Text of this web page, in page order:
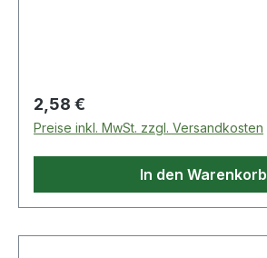
Regulärer Preis:
2,58 €
Preise inkl. MwSt. zzgl. Versandkosten
In den Warenkorb